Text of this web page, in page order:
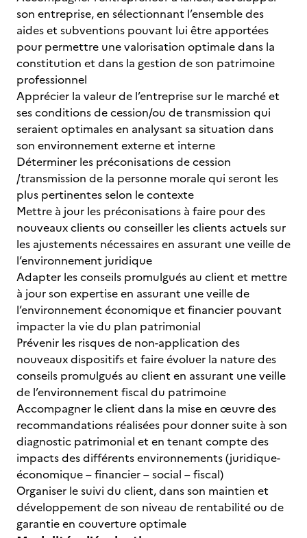
son entreprise, en sélectionnant l’ensemble des
aides et subventions pouvant lui être apportées
pour permettre une valorisation optimale dans la
constitution et dans la gestion de son patrimoine
professionnel
Apprécier la valeur de l’entreprise sur le marché et
ses conditions de cession/ou de transmission qui
seraient optimales en analysant sa situation dans
son environnement externe et interne
Déterminer les préconisations de cession
/transmission de la personne morale qui seront les
plus pertinentes selon le contexte
Mettre à jour les préconisations à faire pour des
nouveaux clients ou conseiller les clients actuels sur
les ajustements nécessaires en assurant une veille de
l’environnement juridique
Adapter les conseils promulgués au client et mettre
à jour son expertise en assurant une veille de
l’environnement économique et financier pouvant
impacter la vie du plan patrimonial
Prévenir les risques de non-application des
nouveaux dispositifs et faire évoluer la nature des
conseils promulgués au client en assurant une veille
de l’environnement fiscal du patrimoine
Accompagner le client dans la mise en œuvre des
recommandations réalisées pour donner suite à son
diagnostic patrimonial et en tenant compte des
impacts des différents environnements (juridique-
économique – financier – social – fiscal)
Organiser le suivi du client, dans son maintien et
développement de son niveau de rentabilité ou de
garantie en couverture optimale